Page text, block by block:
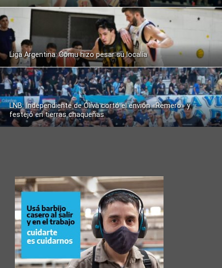
Liga Argentina: Comu hizo pesar su localía
LNB: Independiente de Oliva cortó el envión «Remero» y
festejó en tierras chaqueñas